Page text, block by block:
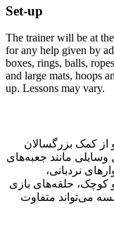
Set-up
The trainer will be at
for any help given by
boxes, rings, balls,
and large mats, hoops
up. Lessons may vary.
کمک بزرگسالان
مانند جعبه‌های
نردبانی،
حلقه‌های بازی
می‌تواند متفاوت